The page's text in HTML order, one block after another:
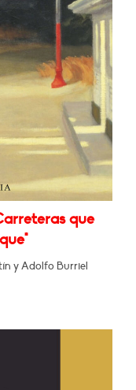
que
y Adolfo Burriel